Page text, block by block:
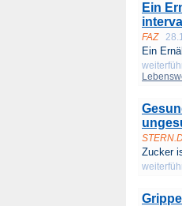
Ein
FAZ
Ein
Zucker